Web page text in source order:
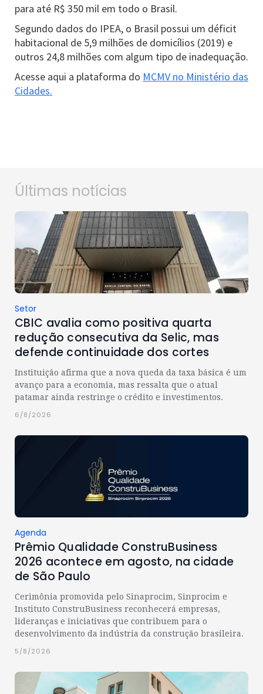
para até R$ 350 mil em todo o Brasil.
Segundo dados do IPEA, o Brasil possui um déficit
habitacional de 5,9 milhões de domicílios (2019) e
outros 24,8 milhões com algum tipo de inadequação.
Acesse aqui a plataforma do MCMV no Ministério das
Cidades.
Últimas notícias
Setor
CBIC avalia como positiva quarta
redução consecutiva da Selic, mas
defende continuidade dos cortes
Instituição afirma que a nova queda da taxa básica é um
avanço para a economia, mas ressalta que o atual
patamar ainda restringe o crédito e investimentos.
6/8/2026
Agenda
Prêmio Qualidade ConstruBusiness
2026 acontece em agosto, na cidade
de São Paulo
Cerimônia promovida pelo Sinaprocim, Sinprocim e
Instituto ConstruBusiness reconhecerá empresas,
lideranças e iniciativas que contribuem para o
desenvolvimento da indústria da construção brasileira.
5/8/2026